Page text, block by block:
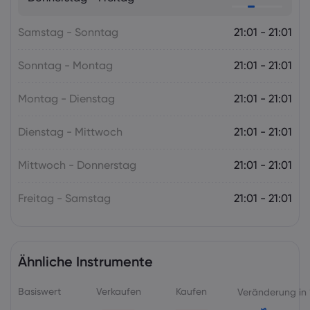
Forex Indizes
Samstag - Sonntag 21:01 - 21:01
Sonntag - Montag 21:01 - 21:01
Montag - Dienstag 21:01 - 21:01
Dienstag - Mittwoch 21:01 - 21:01
Mittwoch - Donnerstag 21:01 - 21:01
Freitag - Samstag 21:01 - 21:01
Ähnliche Instrumente
Basiswert Verkaufen Kaufen Veränderung in